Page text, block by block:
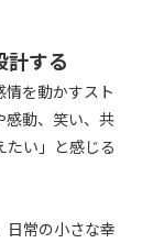
計する
を動かすスト
感動、笑い、共
たい」と感じる
日常の小さな幸